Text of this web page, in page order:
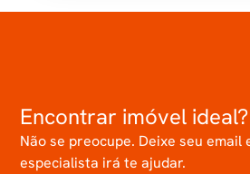
Encontrar imóvel ideal?
Não se preocupe. Deixe seu email
especialista irá te ajudar.